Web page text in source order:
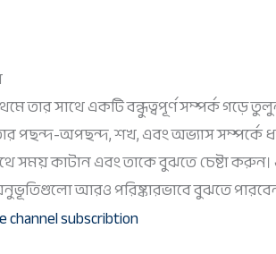
তার সাথে একটি বন্ধুত্বপূর্ণ সম্পর্ক গড়ে
পছন্দ-অপছন্দ, শখ, এবং অভ্যাস সম্পর্কে
সময় কাটান এবং তাকে বুঝতে চেষ্টা
আরও পরিষ্কারভাবে বুঝতে